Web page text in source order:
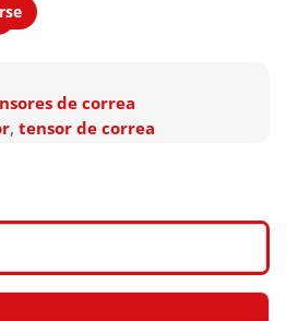
de correa
, tensor de correa